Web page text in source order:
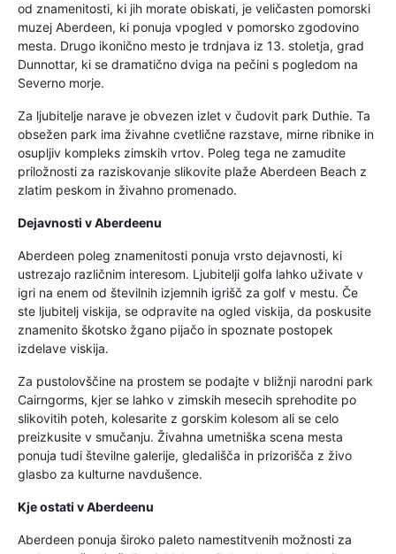
od znamenitosti, ki jih morate obiskati, je veličasten pomorski
muzej Aberdeen, ki ponuja vpogled v pomorsko zgodovino
mesta. Drugo ikonično mesto je trdnjava iz 13. stoletja, grad
Dunnottar, ki se dramatično dviga na pečini s pogledom na
Severno morje.
Za ljubitelje narave je obvezen izlet v čudovit park Duthie. Ta
obsežen park ima živahne cvetlične razstave, mirne ribnike in
osupljiv kompleks zimskih vrtov. Poleg tega ne zamudite
priložnosti za raziskovanje slikovite plaže Aberdeen Beach z
zlatim peskom in živahno promenado.
Dejavnosti v Aberdeenu
Aberdeen poleg znamenitosti ponuja vrsto dejavnosti, ki
ustrezajo različnim interesom. Ljubitelji golfa lahko uživate v
igri na enem od številnih izjemnih igrišč za golf v mestu. Če
ste ljubitelj viskija, se odpravite na ogled viskija, da poskusite
znamenito škotsko žgano pijačo in spoznate postopek
izdelave viskija.
Za pustolovščine na prostem se podajte v bližnji narodni park
Cairngorms, kjer se lahko v zimskih mesecih sprehodite po
slikovitih poteh, kolesarite z gorskim kolesom ali se celo
preizkusite v smučanju. Živahna umetniška scena mesta
ponuja tudi številne galerije, gledališča in prizorišča z živo
glasbo za kulturne navdušence.
Kje ostati v Aberdeenu
Aberdeen ponuja široko paleto namestitvenih možnosti za